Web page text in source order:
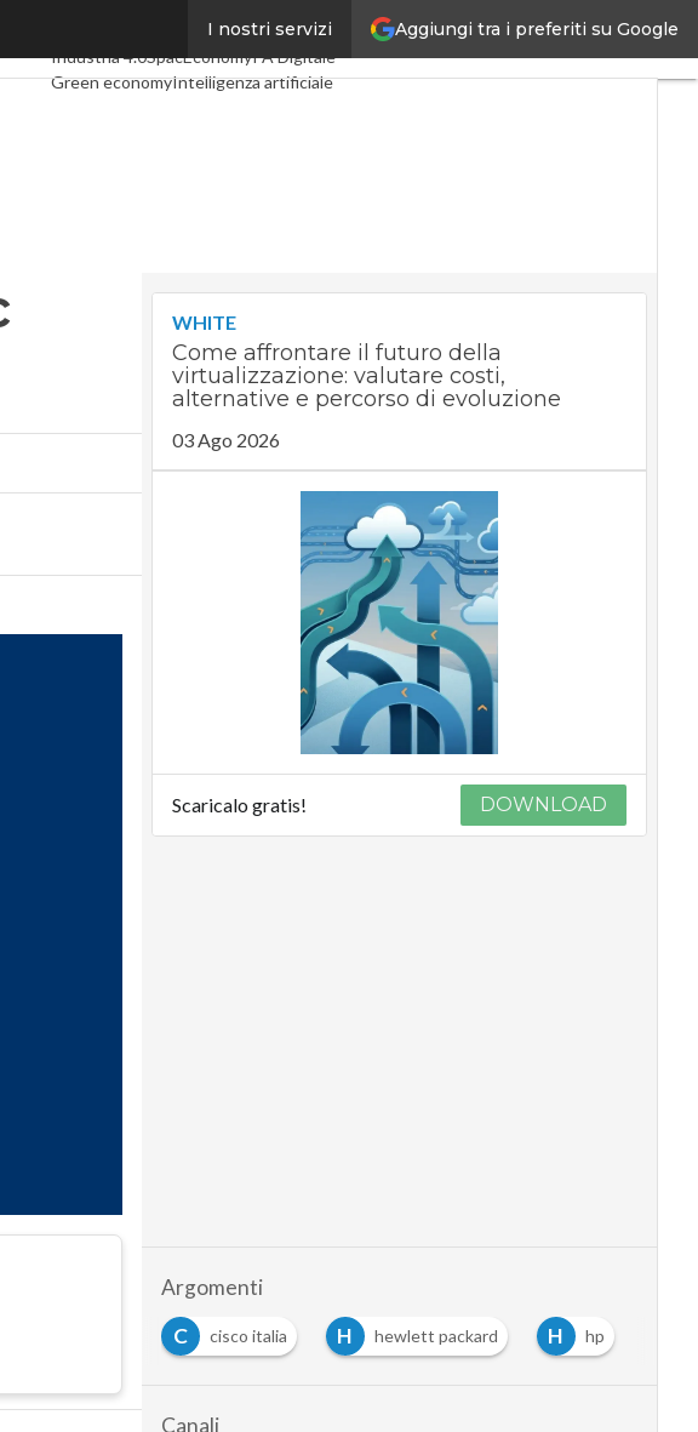
Aggiungi tra i preferiti su Google
I nostri servizi
Digital Economy Telco
Industria 4.0SpacEconomyPA Digitale
Green economyIntelligenza artificiale
WHITE
Come affrontare il futuro della
virtualizzazione: valutare costi,
alternative e percorso di evoluzione
03 Ago 2026
Scaricalo gratis! DOWNLOAD
Argomenti
C cisco italia H hewlett packard H hp
Canali